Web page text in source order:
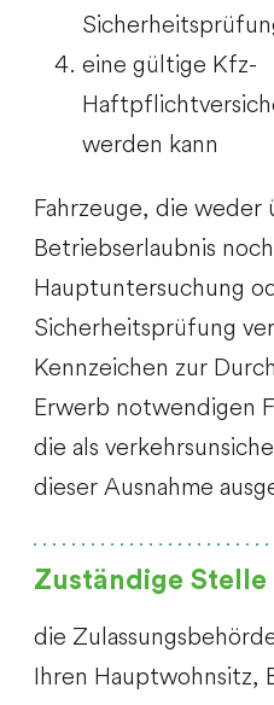
eine gültige Kfz-
werden kann
Fahrzeuge, die weder
Betriebserlaubnis
Hauptuntersuchung
Sicherheitsprüfung
Kennzeichen zur
Erwerb notwendigen
die als
dieser Ausnahme
Zuständige Stelle
die
Ihren Hauptwohnsitz,